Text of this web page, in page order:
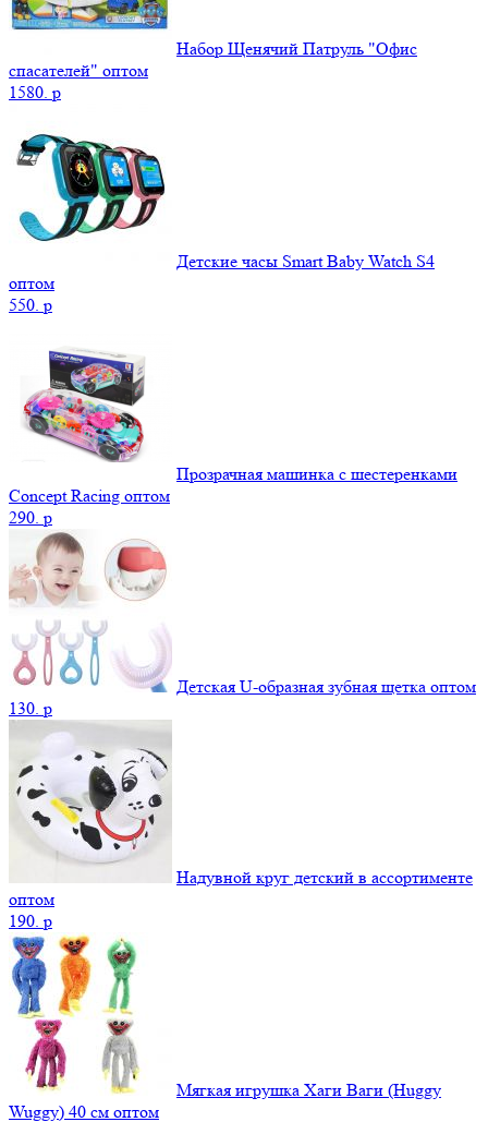
Набор Щенячий Патруль "Офис
спасателей" оптом
1580. p
Детские часы Smart Baby Watch S4
оптом
550. p
Прозрачная машинка с шестеренками
Concept Racing оптом
290. p
Детская U-образная зубная щетка оптом
130. p
Надувной круг детский в ассортименте
оптом
190. p
Мягкая игрушка Хаги Ваги (Huggy
Wuggy) 40 см оптом